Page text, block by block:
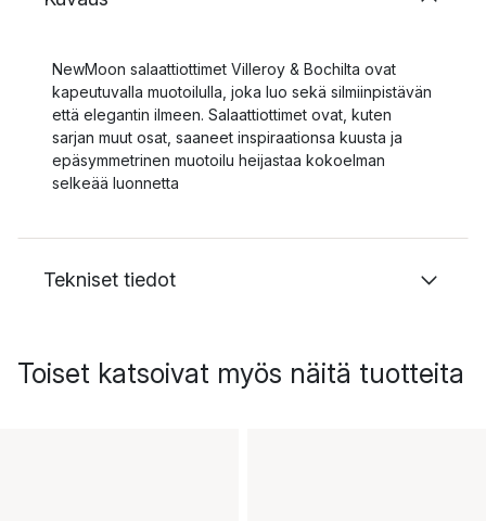
NewMoon salaattiottimet Villeroy & Bochilta ovat
kapeutuvalla muotoilulla, joka luo sekä silmiinpistävän
että elegantin ilmeen. Salaattiottimet ovat, kuten
sarjan muut osat, saaneet inspiraationsa kuusta ja
epäsymmetrinen muotoilu heijastaa kokoelman
selkeää luonnetta
Tekniset tiedot
Toiset katsoivat myös näitä tuotteita